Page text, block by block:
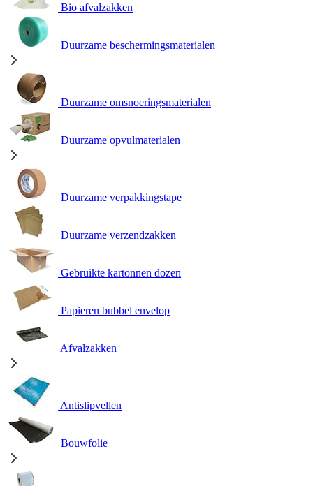
Bio afvalzakken
Duurzame beschermingsmaterialen
Duurzame omsnoeringsmaterialen
Duurzame opvulmaterialen
Duurzame verpakkingstape
Duurzame verzendzakken
Gebruikte kartonnen dozen
Papieren bubbel envelop
Afvalzakken
Antislipvellen
Bouwfolie